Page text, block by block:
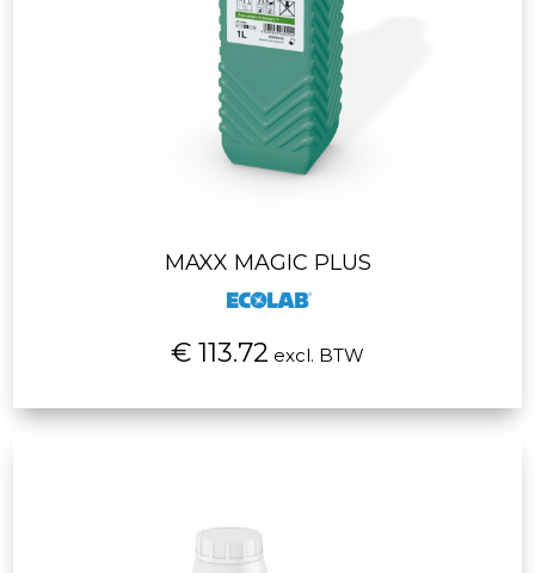
MAXX MAGIC PLUS
€ 113.72 excl. BTW